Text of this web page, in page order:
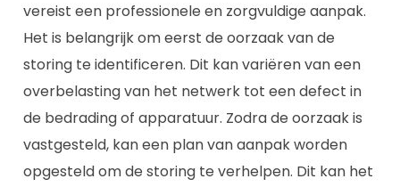
vereist een professionele en zorgvuldige aanpak.
Het is belangrijk om eerst de oorzaak van de
storing te identificeren. Dit kan variëren van een
overbelasting van het netwerk tot een defect in
de bedrading of apparatuur. Zodra de oorzaak is
vastgesteld, kan een plan van aanpak worden
opgesteld om de storing te verhelpen. Dit kan het